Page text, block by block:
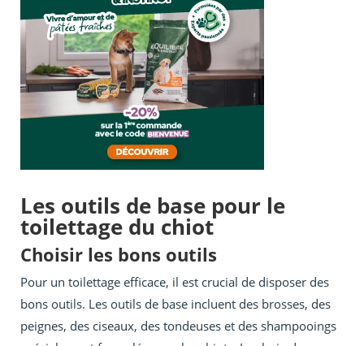
Les outils de base pour le
toilettage du chiot
Choisir les bons outils
Pour un toilettage efficace, il est crucial de disposer des
bons outils. Les outils de base incluent des brosses, des
peignes, des ciseaux, des tondeuses et des shampooings